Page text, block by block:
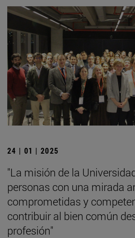
24 | 01 | 2025
"La misión de la
personas con una mirada
comprometidas y
contribuir al bien común
profesión"